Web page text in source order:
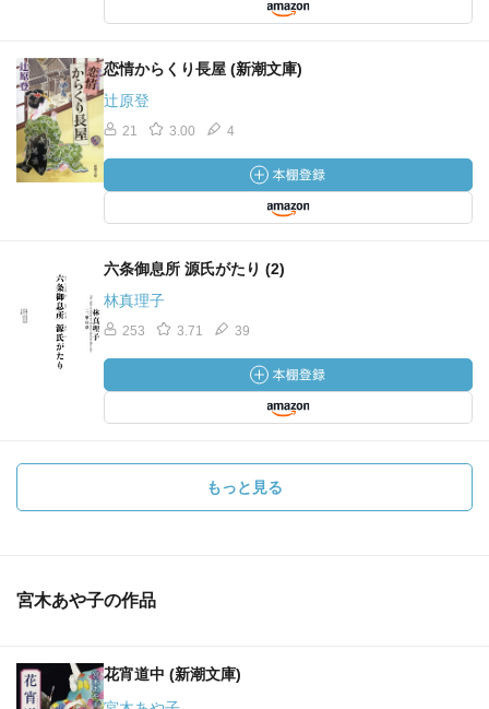
恋情からくり長屋 (新潮文庫)
辻原登
21 3.00 4
六条御息所 源氏がたり (2)
林真理子
253 3.71 39
もっと見る
宮木あや子の作品
花宵道中 (新潮文庫)